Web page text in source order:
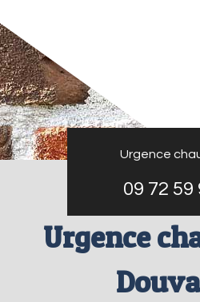
Urgence
09 72 59
Urgence